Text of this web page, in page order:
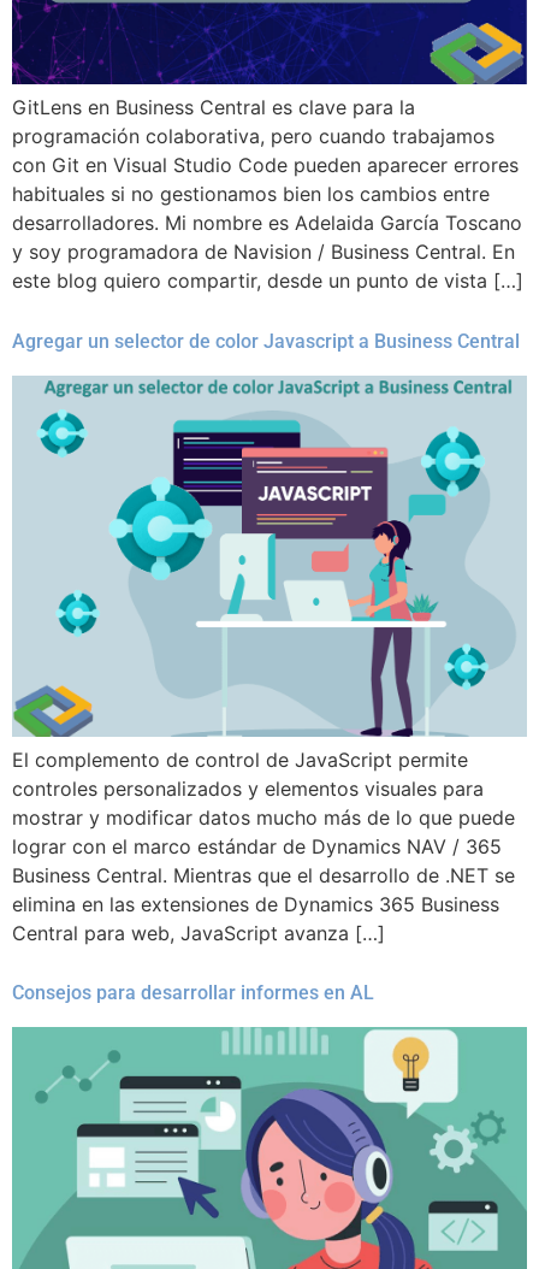
GitLens en Business Central es clave para la
programación colaborativa, pero cuando trabajamos
con Git en Visual Studio Code pueden aparecer errores
habituales si no gestionamos bien los cambios entre
desarrolladores. Mi nombre es Adelaida García Toscano
y soy programadora de Navision / Business Central. En
este blog quiero compartir, desde un punto de vista […]
Agregar un selector de color Javascript a Business Central
El complemento de control de JavaScript permite
controles personalizados y elementos visuales para
mostrar y modificar datos mucho más de lo que puede
lograr con el marco estándar de Dynamics NAV / 365
Business Central. Mientras que el desarrollo de .NET se
elimina en las extensiones de Dynamics 365 Business
Central para web, JavaScript avanza […]
Consejos para desarrollar informes en AL